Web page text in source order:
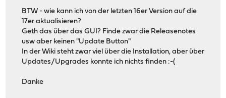
BTW - wie kann ich von der letzten 16er Version auf die
17er aktualisieren?
Geth das über das GUI? Finde zwar die Releasenotes
usw aber keinen "Update Button"
In der Wiki steht zwar viel über die Installation, aber über
Updates/Upgrades konnte ich nichts finden :-(
Danke